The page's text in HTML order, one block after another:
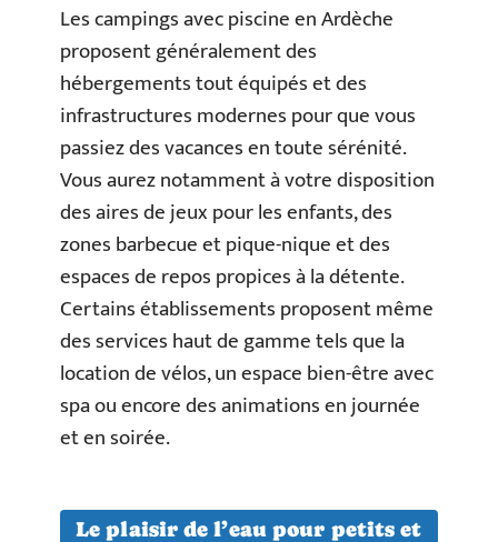
Les campings avec piscine en Ardèche
proposent généralement des
hébergements tout équipés et des
infrastructures modernes pour que vous
passiez des vacances en toute sérénité.
Vous aurez notamment à votre disposition
des aires de jeux pour les enfants, des
zones barbecue et pique-nique et des
espaces de repos propices à la détente.
Certains établissements proposent même
des services haut de gamme tels que la
location de vélos, un espace bien-être avec
spa ou encore des animations en journée
et en soirée.
Le plaisir de l’eau pour petits et